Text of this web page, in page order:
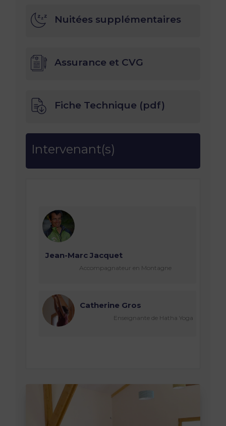
Nuitées supplémentaires
Assurance et CVG
Fiche Technique (pdf)
Intervenant(s)
Jean-Marc Jacquet
Accompagnateur en Montagne
Catherine Gros
Enseignante de Hatha Yoga